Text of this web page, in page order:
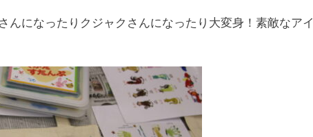
んになったりクジャクさんになったり大変身！素敵なアイ